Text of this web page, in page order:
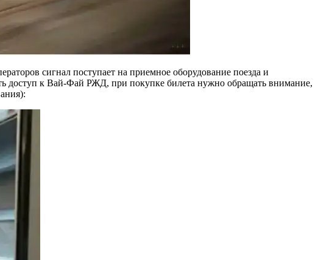
сигнал поступает на приемное оборудование поезда и
доступ к Вай-Фай РЖД, при покупке билета нужно обращать внимание,